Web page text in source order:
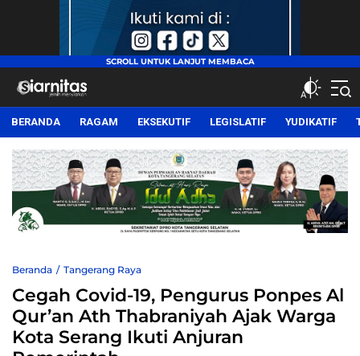
siarnitas
Jernih Menyiarkan
BERANDA RAGAM EKSEKUTIF LEGISLATIF YUDIKATIF
Beranda Tangerang Raya
Cegah Covid-19, Pengurus Ponpes Al
Qur’an Ath Thabraniyah Ajak Warga
Kota Serang Ikuti Anjuran